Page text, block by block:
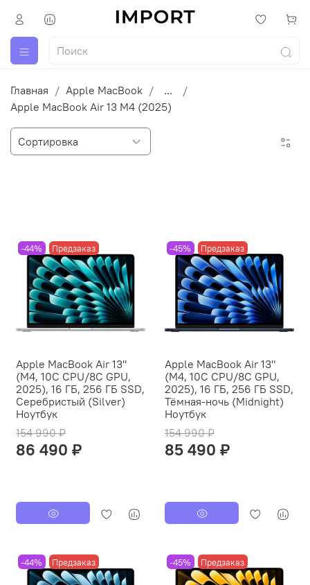
Главная Apple MacBook
...
Apple MacBook Air 13 M4 (2025)
-44% Предзаказ
Apple MacBook Air 13"
(M4, 10C CPU/8C GPU,
2025), 16 ГБ, 256 ГБ SSD,
Серебристый (Silver)
Ноутбук
154 990 ₽
86 490 ₽
-45% Предзаказ
Apple MacBook Air 13"
(M4, 10C CPU/8C GPU,
2025), 16 ГБ, 256 ГБ SSD,
Тёмная-ночь (Midnight)
Ноутбук
154 990 ₽
85 490 ₽
-44% Предзаказ -45% Предзаказ